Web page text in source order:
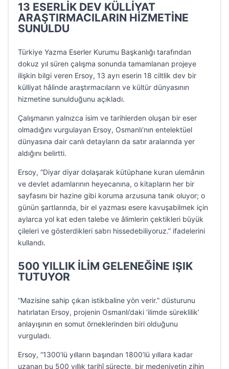
13 ESERLİK DEV KÜLLİYAT
ARAŞTIRMACILARIN HİZMETİNE
SUNULDU
Türkiye Yazma Eserler Kurumu Başkanlığı tarafından
dokuz yıl süren çalışma sonunda tamamlanan projeye
ilişkin bilgi veren Ersoy, 13 ayrı eserin 18 ciltlik dev bir
külliyat hâlinde araştırmacıların ve kültür dünyasının
hizmetine sunulduğunu açıkladı.
Çalışmanın yalnızca isim ve tarihlerden oluşan bir eser
olmadığını vurgulayan Ersoy, Osmanlı’nın entelektüel
dünyasına dair canlı detayların da satır aralarında yer
aldığını belirtti.
Ersoy, “Diyar diyar dolaşarak kütüphane kuran ulemânın
ve devlet adamlarının heyecanına, o kitapların her bir
sayfasını bir hazine gibi koruma arzusuna tanık oluyor; o
günün şartlarında, bir el yazması esere kavuşabilmek için
aylarca yol kat eden talebe ve âlimlerin çektikleri büyük
çileleri ve gösterdikleri sabrı hissedebiliyoruz.” ifadelerini
kullandı.
500 YILLIK İLİM GELENEĞİNE IŞIK
TUTUYOR
“Mazisine sahip çıkan istikbaline yön verir.” düsturunu
hatırlatan Ersoy, projenin Osmanlı’daki ‘ilimde süreklilik’
anlayışının en somut örneklerinden biri olduğunu
vurguladı.
Ersoy, “1300’lü yılların başından 1800’lü yıllara kadar
uzanan bu 500 yıllık tarihî süreçte, bir medeniyetin zihin